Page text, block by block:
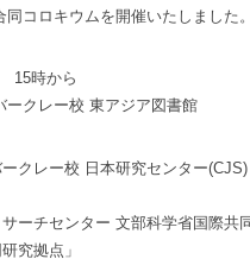
コロキウムを開催いたしました
15時から
ークレー校 東アジア図書館
クレー校 日本研究センター
ーチセンター 文部科学省国際共
究拠点」